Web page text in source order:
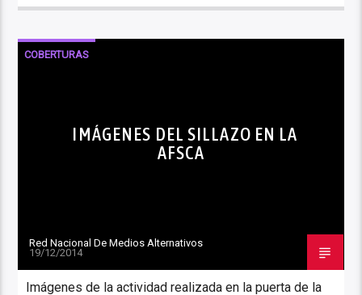
COBERTURAS
IMÁGENES DEL SILLAZO EN LA
AFSCA
Red Nacional De Medios Alternativos
19/12/2014
Imágenes de la actividad realizada en la puerta de la